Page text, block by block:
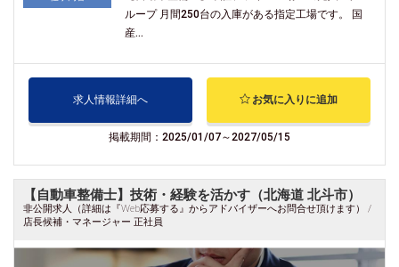
ループ 月間250台の入庫がある指定工場です。 国
産...
求人情報詳細へ お気に入りに追加
掲載期間：2025/01/07～2027/05/15
【自動車整備士】技術・経験を活かす（北海道 北斗市）
非公開求人（詳細は『Web応募する』からアドバイザーへお問合せ頂けます） /
店長候補・マネージャー 正社員